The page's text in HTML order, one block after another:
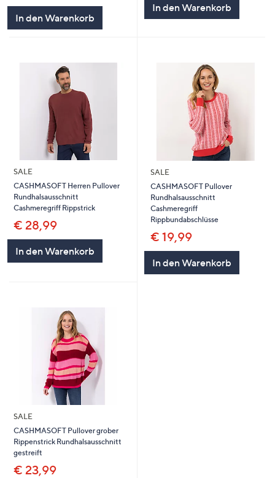
In den Warenkorb
In den Warenkorb
SALE
CASHMASOFT Herren Pullover
Rundhalsausschnitt
Cashmeregriff Rippstrick
€ 28,99
In den Warenkorb
SALE
CASHMASOFT Pullover
Rundhalsausschnitt
Cashmeregriff
Rippbundabschlüsse
€ 19,99
In den Warenkorb
SALE
CASHMASOFT Pullover grober
Rippenstrick Rundhalsausschnitt
gestreift
€ 23,99